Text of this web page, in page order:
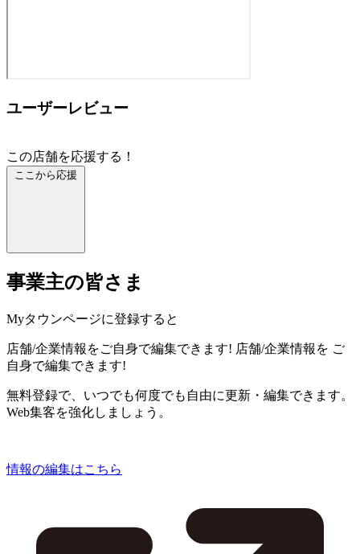
ユーザーレビュー
この店舗を応援する！
ここから応援
事業主の皆さま
Myタウンページに登録すると
店舗/企業情報をご自身で編集できます! 店舗/企業情報を ご
自身で編集できます!
無料登録で、いつでも何度でも自由に更新・編集できます。
Web集客を強化しましょう。
情報の編集はこちら